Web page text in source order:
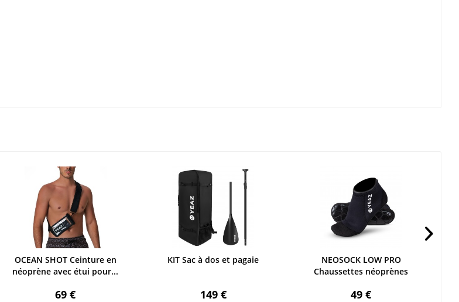
OCEAN SHOT Ceinture en
néoprène avec étui pour...
69 €
KIT Sac à dos et pagaie
149 €
NEOSOCK LOW PRO
Chaussettes néoprènes
49 €